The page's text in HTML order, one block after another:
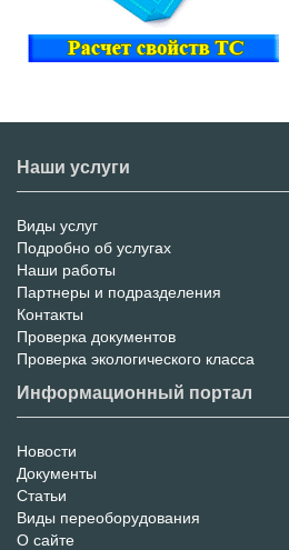
Наши услуги
Меню
услуг
Виды услуг
Подробно об услугах
Наши работы
Партнеры и подразделения
Контакты
Проверка документов
Проверка экологического класса
Информационный портал
Информационный
Портал
Новости
Документы
Статьи
Виды переоборудования
О сайте